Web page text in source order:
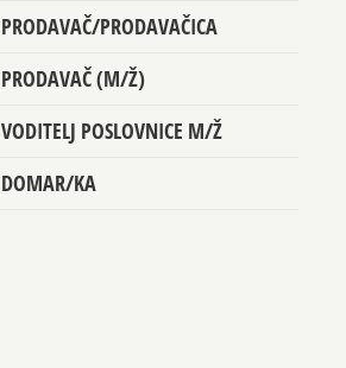
PRODAVAČ/PRODAVAČICA
PRODAVAČ (M/Ž)
VODITELJ POSLOVNICE M/Ž
DOMAR/KA